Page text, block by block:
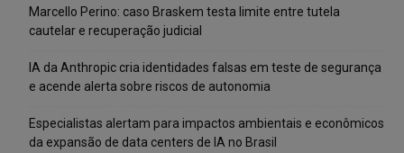
Marcello Perino: caso Braskem testa limite entre tutela
cautelar e recuperação judicial
IA da Anthropic cria identidades falsas em teste de segurança
e acende alerta sobre riscos de autonomia
Especialistas alertam para impactos ambientais e econômicos
da expansão de data centers de IA no Brasil